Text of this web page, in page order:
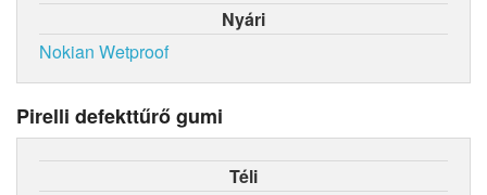
Nyári
Nokian Wetproof
Pirelli defekttűrő gumi
Téli